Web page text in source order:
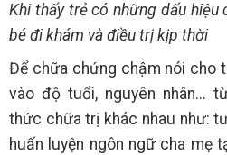
Khi thấy trẻ có những dấu hiệu
bé đi khám và điều trị kịp thời
Để chữa chứng chậm nói cho
vào độ tuổi, nguyên nhân...
thức chữa trị khác nhau như:
huấn luyện ngôn ngữ cha mẹ